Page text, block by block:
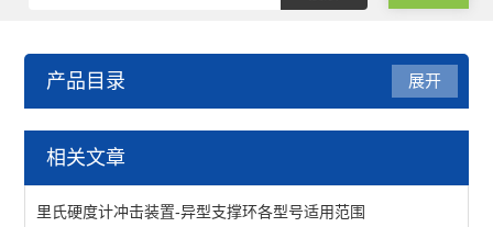
产品目录
硬度计
展开
相关文章
里氏硬度计冲击装置-异型支撑环各型号适用范围